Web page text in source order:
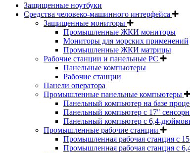
Защищенные ноутбуки
Средства человеко-машинного интерфейса
Защищенные мониторы
Промышленные ЖКИ мониторы
Мониторы для морских применений
Промышленные ЖКИ матрицы
Рабочие станции и панельные РС
Панельные компьютеры
Рабочие станции
Панели оператора
Промышленные панельные компьютеры
Панельный компьютер на базе
Панельный компьютер с 17"
Панельный компьютер с 6,4-
Промышленные рабочие станции
Промышленная рабочая станция с
Промышленная рабочая станция с